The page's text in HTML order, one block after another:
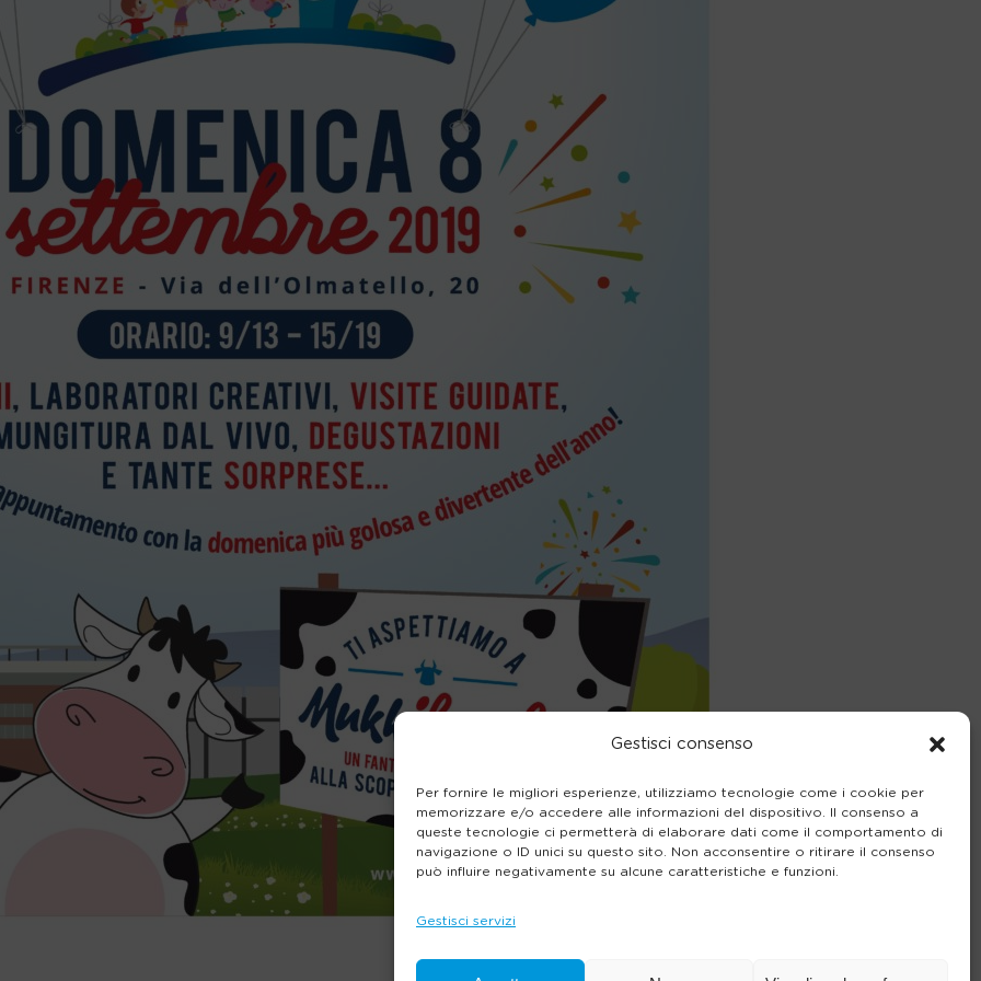
Gestisci consenso
Per fornire le migliori esperienze, utilizziamo tecnologie come i cookie per
memorizzare e/o accedere alle informazioni del dispositivo. Il consenso a
queste tecnologie ci permetterà di elaborare dati come il comportamento di
navigazione o ID unici su questo sito. Non acconsentire o ritirare il consenso
può influire negativamente su alcune caratteristiche e funzioni.
Gestisci servizi